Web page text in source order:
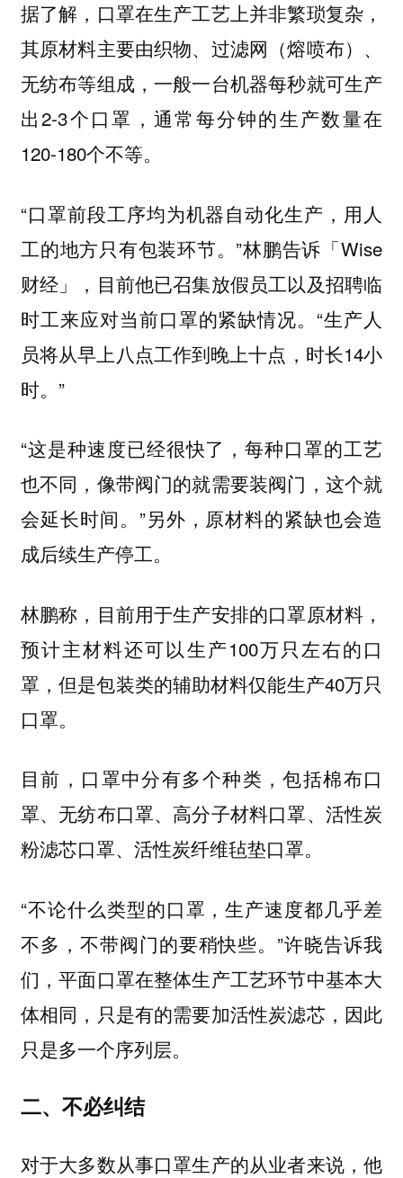
据了解，口罩在生产工艺上并非繁琐复杂，
其原材料主要由织物、过滤网（熔喷布）、
无纺布等组成，一般一台机器每秒就可生产
出2-3个口罩，通常每分钟的生产数量在
120-180个不等。
“口罩前段工序均为机器自动化生产，用人
工的地方只有包装环节。”林鹏告诉「Wise
财经」，目前他已召集放假员工以及招聘临
时工来应对当前口罩的紧缺情况。“生产人
员将从早上八点工作到晚上十点，时长14小
时。”
“这是种速度已经很快了，每种口罩的工艺
也不同，像带阀门的就需要装阀门，这个就
会延长时间。”另外，原材料的紧缺也会造
成后续生产停工。
林鹏称，目前用于生产安排的口罩原材料，
预计主材料还可以生产100万只左右的口
罩，但是包装类的辅助材料仅能生产40万只
口罩。
目前，口罩中分有多个种类，包括棉布口
罩、无纺布口罩、高分子材料口罩、活性炭
粉滤芯口罩、活性炭纤维毡垫口罩。
“不论什么类型的口罩，生产速度都几乎差
不多，不带阀门的要稍快些。”许晓告诉我
们，平面口罩在整体生产工艺环节中基本大
体相同，只是有的需要加活性炭滤芯，因此
只是多一个序列层。
二、不必纠结
对于大多数从事口罩生产的从业者来说，他